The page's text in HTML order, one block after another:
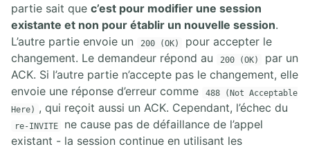
partie sait que c’est pour modifier une session
existante et non pour établir un nouvelle session.
L’autre partie envoie un
200 (OK)
pour accepter le
changement. Le demandeur répond au
200 (OK)
par un
ACK. Si l’autre partie n’accepte pas le changement, elle
envoie une réponse d’erreur comme
488 (Not Acceptable
Here) , qui reçoit aussi un ACK. Cependant, l’échec du
re-INVITE
ne cause pas de défaillance de l’appel
existant - la session continue en utilisant les